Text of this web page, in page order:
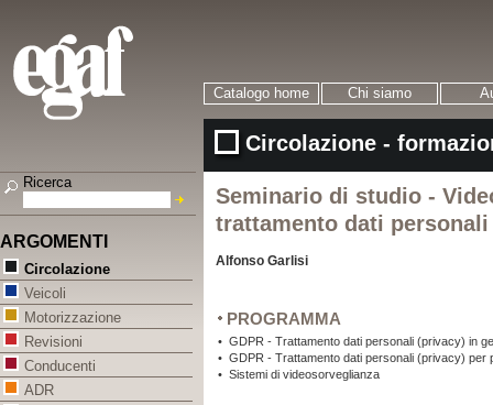
Catalogo home Chi siamo
Circolazione -
Seminario di studio -
trattamento dati personali
Alfonso Garlisi
PROGRAMMA
• GDPR - Trattamento dati personali (privacy) in
• GDPR - Trattamento dati personali (privacy) per
• Sistemi di videosorveglianza
Ricerca
ARGOMENTI
Circolazione
Veicoli
Motorizzazione
Revisioni
Conducenti
ADR